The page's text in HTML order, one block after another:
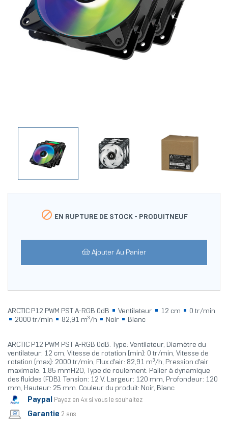
 EN RUPTURE DE STOCK - PRODUITNEUF
Ajouter Au Panier
ARCTIC P12 PWM PST A-RGB 0dB Ventilateur 12 cm
0 tr/min
2000 tr/min
82,91 m³/h Noir Blanc
ARCTIC P12 PWM PST A-RGB 0dB. Type: Ventilateur, Diamètre du
ventilateur: 12 cm, Vitesse de rotation (min): 0 tr/min, Vitesse de
rotation (max): 2000 tr/min, Flux d'air: 82,91 m³/h, Pression d'air
maximale: 1,85 mmH2O, Type de roulement: Palier à dynamique
des fluides (FDB). Tension: 12 V. Largeur: 120 mm, Profondeur: 120
mm, Hauteur: 25 mm. Couleur du produit: Noir, Blanc
Paypal Payez en 4x si vous le souhaitez
Garantie 2 ans